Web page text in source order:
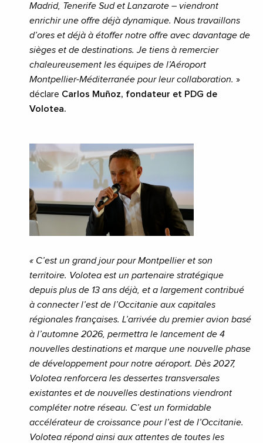
Madrid, Tenerife Sud et Lanzarote – viendront
enrichir une offre déjà dynamique. Nous travaillons
d’ores et déjà à étoffer notre offre avec davantage de
sièges et de destinations. Je tiens à remercier
chaleureusement les équipes de l’Aéroport
Montpellier-Méditerranée pour leur collaboration. »
déclare Carlos Muñoz, fondateur et PDG de
Volotea.
« C’est un grand jour pour Montpellier et son
territoire. Volotea est un partenaire stratégique
depuis plus de 13 ans déjà, et a largement contribué
à connecter l’est de l’Occitanie aux capitales
régionales françaises. L’arrivée du premier avion basé
à l’automne 2026, permettra le lancement de 4
nouvelles destinations et marque une nouvelle phase
de développement pour notre aéroport. Dès 2027,
Volotea renforcera les dessertes transversales
existantes et de nouvelles destinations viendront
compléter notre réseau. C’est un formidable
accélérateur de croissance pour l’est de l’Occitanie.
Volotea répond ainsi aux attentes de toutes les